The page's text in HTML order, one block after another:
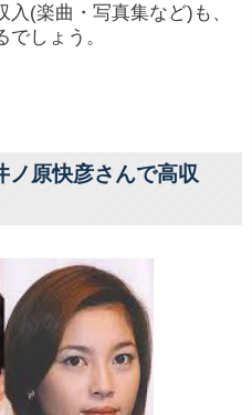
(楽曲・写真集など)も、
しょう。
ノ原快彦さんで高収